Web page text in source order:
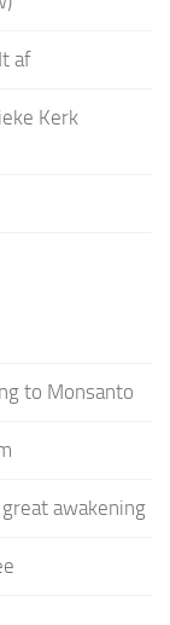
af
Kerk
to Monsanto
awakening